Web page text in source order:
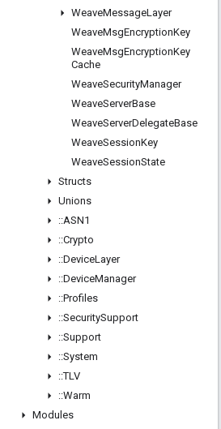
WeaveMessageLayer
WeaveMsgEncryptionKey
WeaveMsgEncryptionKey
Cache
WeaveSecurityManager
WeaveServerBase
WeaveServerDelegateBase
WeaveSessionKey
WeaveSessionState
Structs
Unions
::ASN1
::Crypto
::DeviceLayer
::DeviceManager
::Profiles
::SecuritySupport
::Support
::System
::TLV
::Warm
Modules